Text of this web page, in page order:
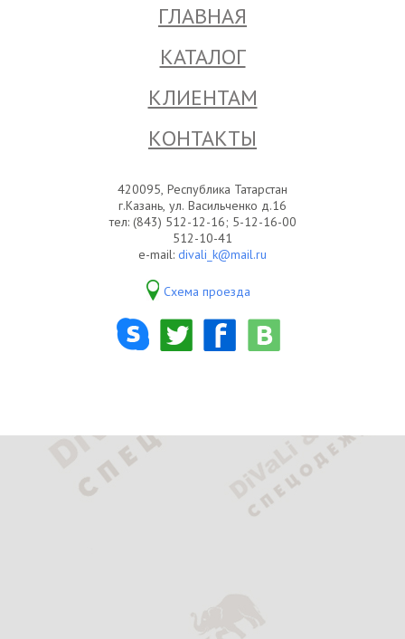
ГЛАВНАЯ
КАТАЛОГ
КЛИЕНТАМ
КОНТАКТЫ
420095, Республика Татарстан
г.Казань, ул. Васильченко д.16
тел: (843) 512-12-16; 5-12-16-00
512-10-41
e-mail: divali_k@mail.ru
Схема проезда